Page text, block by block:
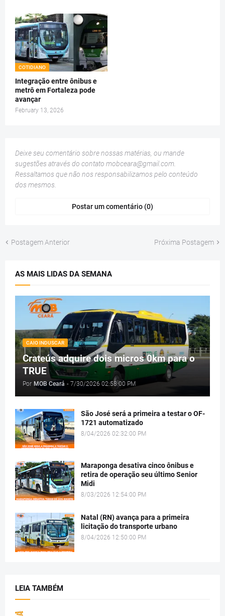
COTIDIANO
Integração entre ônibus e
metrô em Fortaleza pode
avançar
February 13, 2026
Deixe seu comentário sobre nossas matérias, ou mande
sugestões através do contato mobceara@gmail.com
Ressaltamos que não nos responsabilizamos pelo conteúdo
dos mesmos.
Postar um comentário (0)
Postagem Anterior Próxima Postagem
AS MAIS LIDAS DA SEMANA
CAIO INDUSCAR
Crateús adquire dois micros 0km para o
TRUE
Por MOB Ceará - 7/30/2026 02:58:00 PM
São José será a primeira a testar o OF-
1721 automatizado
8/04/2026 02:32:00 PM
Maraponga desativa cinco ônibus e
retira de operação seu último Senior
Midi
8/03/2026 12:54:00 PM
Natal (RN) avança para a primeira
licitação do transporte urbano
8/04/2026 12:50:00 PM
LEIA TAMBÉM